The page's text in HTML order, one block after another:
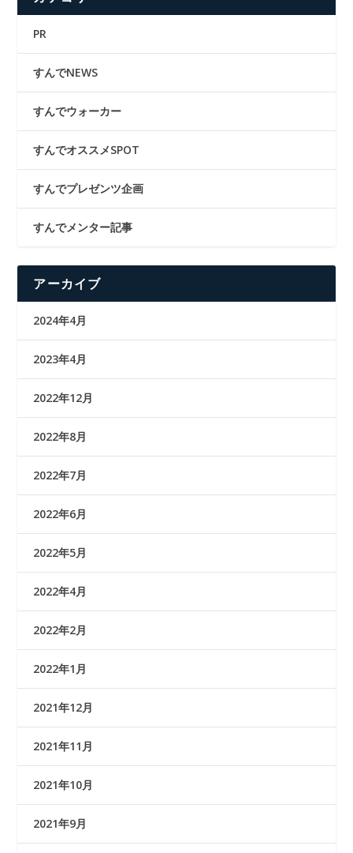
PR
すんでNEWS
すんでウォーカー
すんでオススメSPOT
すんでプレゼンツ企画
すんでメンター記事
アーカイブ
2024年4月
2023年4月
2022年12月
2022年8月
2022年7月
2022年6月
2022年5月
2022年4月
2022年2月
2022年1月
2021年12月
2021年11月
2021年10月
2021年9月